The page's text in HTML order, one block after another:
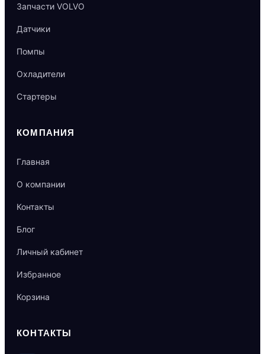
Запчасти VOLVO
Датчики
Помпы
Охладители
Стартеры
КОМПАНИЯ
Главная
О компании
Контакты
Блог
Личный кабинет
Избранное
Корзина
КОНТАКТЫ